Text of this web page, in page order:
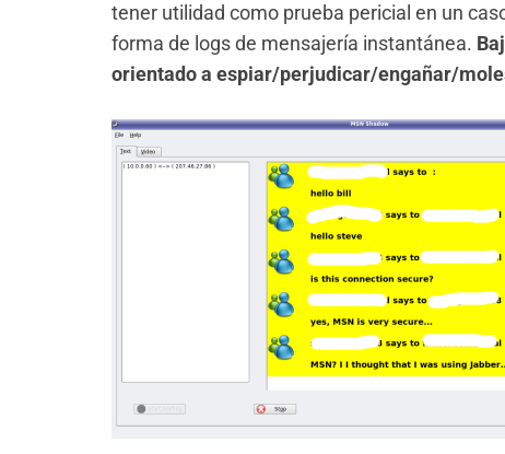
tener utilidad como prueba pericial en un
forma de logs de mensajería instantánea.
orientado a espiar/perjudicar/engañar/